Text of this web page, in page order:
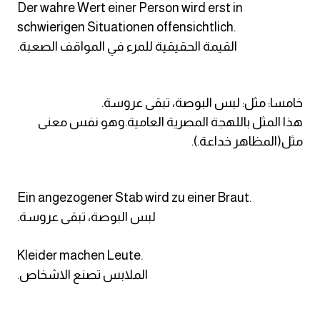
Der wahre Wert einer Person wird erst in
schwierigen Situationen offensichtlich.
.القيمة الحقيقية للمرء في المواقف الصعبة
خامسا: مثل: لبس البوصة، تبقى عروسة.
هذا المثل باللهجة المصرية العامية.وهو نفس معنى
مثل(المظاهر خداعة.).
Ein angezogener Stab wird zu einer Braut.
.لبس البوصة، تبقى عروسة
Kleider machen Leute.
.الملابس تصنع الاشخاص